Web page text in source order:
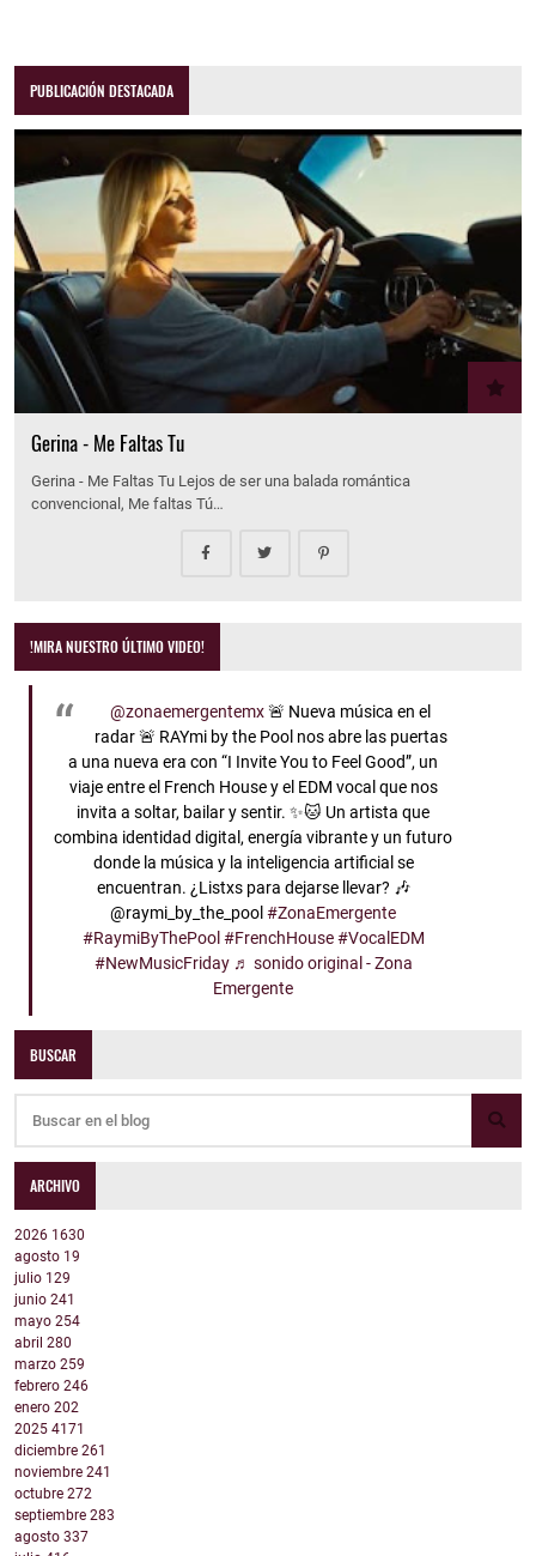
PUBLICACIÓN DESTACADA
Gerina - Me Faltas Tu
Gerina - Me Faltas Tu Lejos de ser una balada romántica
convencional, Me faltas Tú…
!MIRA NUESTRO ÚLTIMO VIDEO!
@zonaemergentemx🚨 Nueva música en el
radar 🚨 RAYmi by the Pool nos abre las puertas
a una nueva era con “I Invite You to Feel Good”, un
viaje entre el French House y el EDM vocal que nos
invita a soltar, bailar y sentir. ✨🐱 Un artista que
combina identidad digital, energía vibrante y un futuro
donde la música y la inteligencia artificial se
encuentran. ¿Listxs para dejarse llevar? 🎶
@raymi_by_the_pool#ZonaEmergente
#RaymiByThePool #FrenchHouse #VocalEDM
#NewMusicFriday ♬ sonido original - Zona
Emergente
BUSCAR
ARCHIVO
2026 1630
agosto 19
julio 129
junio 241
mayo 254
abril 280
marzo 259
febrero 246
enero 202
2025 4171
diciembre 261
noviembre 241
octubre 272
septiembre 283
agosto 337